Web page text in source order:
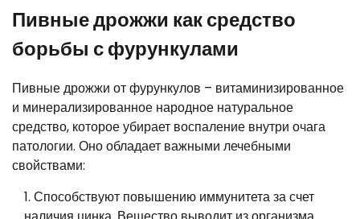
Пивные дрожжи как средство
борьбы с фурункулами
Пивные дрожжи от фурункулов – витаминизированное
и минерализированное народное натуральное
средство, которое убирает воспаление внутри очага
патологии. Оно обладает важными лечебными
свойствами:
Способствуют повышению иммунитета за счет